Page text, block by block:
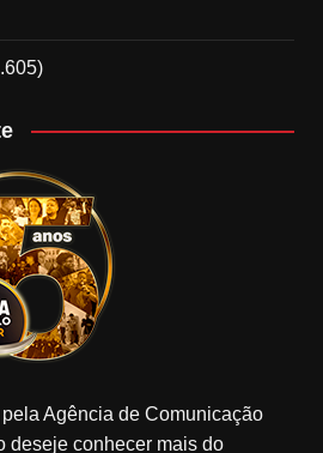
Agência de Comunicação
deseje conhecer mais do